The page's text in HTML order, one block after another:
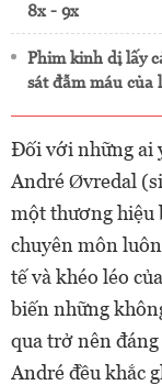
8x - 9x
Phim kinh dị lấy
sát đẫm máu của
Đối với những ai
André Øvredal
một thương hiệu
chuyên môn
tế và khéo léo
biến những
qua trở nên
André đều khắc